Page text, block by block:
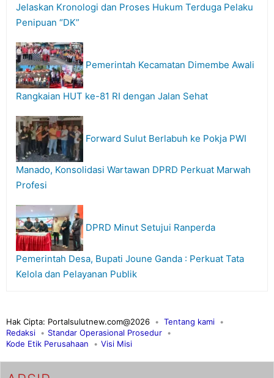
Jelaskan Kronologi dan Proses Hukum Terduga Pelaku
Penipuan “DK”
Pemerintah Kecamatan Dimembe Awali
Rangkaian HUT ke-81 RI dengan Jalan Sehat
Forward Sulut Berlabuh ke Pokja PWI
Manado, Konsolidasi Wartawan DPRD Perkuat Marwah
Profesi
DPRD Minut Setujui Ranperda
Pemerintah Desa, Bupati Joune Ganda : Perkuat Tata
Kelola dan Pelayanan Publik
Hak Cipta: Portalsulutnew.com@2026
Tentang kami
Redaksi
Standar Operasional Prosedur
Kode Etik Perusahaan
Visi Misi